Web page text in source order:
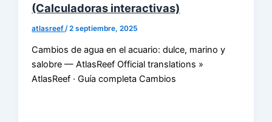
(Calculadoras interactivas)
atlasreef /2 septiembre, 2025
Cambios de agua en el acuario: dulce, marino y
salobre — AtlasReef Official translations »
AtlasReef · Guía completa Cambios